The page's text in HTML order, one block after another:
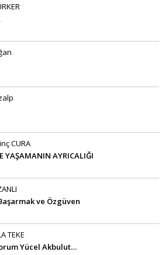
CURA
YAŞAMANIN AYRICALIĞI
ve Özgüven
TEKE
Yücel Akbulut…